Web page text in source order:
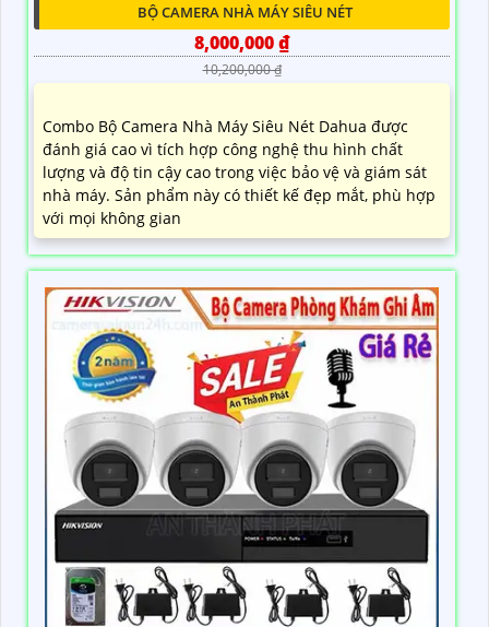
BỘ CAMERA NHÀ MÁY SIÊU NÉT
8,000,000 ₫
10,200,000 ₫
Combo Bộ Camera Nhà Máy Siêu Nét Dahua được
đánh giá cao vì tích hợp công nghệ thu hình chất
lượng và độ tin cậy cao trong việc bảo vệ và giám sát
nhà máy. Sản phẩm này có thiết kế đẹp mắt, phù hợp
với mọi không gian